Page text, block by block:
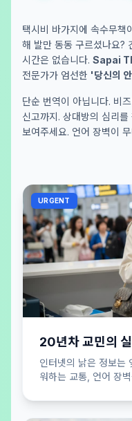
택시비 바가지에 속수무책
해 발만 동동 구르셨나요?
시간은 없습니다. Sapai
전문가가 엄선한 '당신의
단순 번역이 아닙니다. 비
신고까지. 상대방의 심리를
보여주세요. 언어 장벽이
URGENT
20년차 교민의
인터넷의 낡은 정보는
워하는 교통, 언어 장